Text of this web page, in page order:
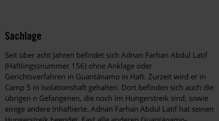
Sachlage
Seit über acht Jahren befindet sich Adnan Farhan Abdul Latif
(Häftlingssnummer 156) ohne Anklage oder
Gerichtsverfahren in Guantánamo in Haft. Zurzeit wird er in
Camp 5 in Isolationshaft gehalten. Dort befinden sich auch die
übrigen n Gefangenen, die noch im Hungerstreik sind, sowie
einige andere Inhaftierte. Adnan Farhan Abdul Latif hat seinen